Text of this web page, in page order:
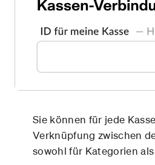
Sie können für jede
Verknüpfung zwischen
sowohl für Kategorien